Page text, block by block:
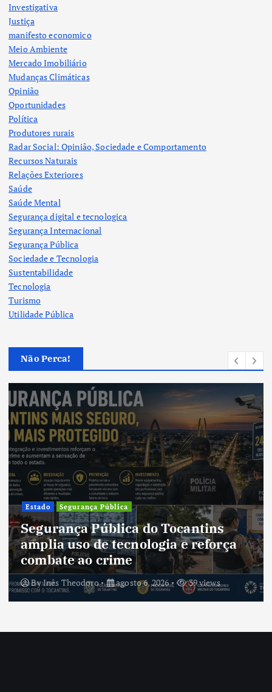
Investigativa
Justiça
manifesto economico
Meio Ambiente
Mercado Imobiliário
Mudanças Climáticas
Opinião
Oportunidades
Política
Produtores rurais
Radar Social: Opinião, Sociedade e Comportamento
Recursos Naturais
Relações Exteriores
Saúde
Saúde Mental
Segurança digital e tecnologica
Segurança Internacional
Segurança Pública
Sociedade e Tecnologia
Sustentabilidade
Tecnologia
Turismo
Utilidade Pública
Não Perca!
Cultura
Cultura do Tocantins preserva
tradições e fortalece identidade de
um estado em constante
transformação
ByInês Theodoro agosto 5, 2026 38 views